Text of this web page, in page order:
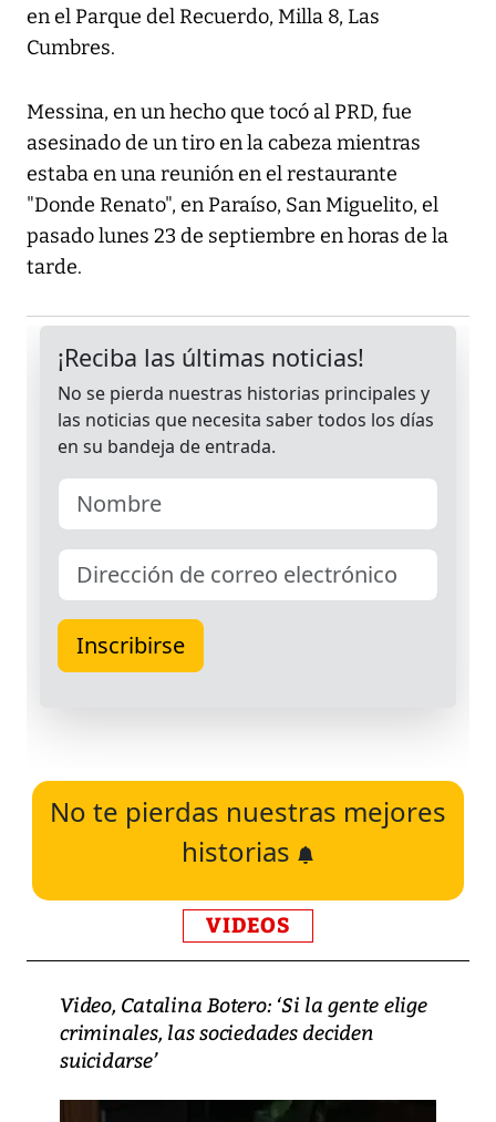
en el Parque del Recuerdo, Milla 8, Las
Cumbres.
Messina, en un hecho que tocó al PRD, fue
asesinado de un tiro en la cabeza mientras
estaba en una reunión en el restaurante
"Donde Renato", en Paraíso, San Miguelito, el
pasado lunes 23 de septiembre en horas de la
tarde.
No te pierdas nuestras mejores
historias
VIDEOS
Video, Catalina Botero: ‘Si la gente elige
criminales, las sociedades deciden
suicidarse’